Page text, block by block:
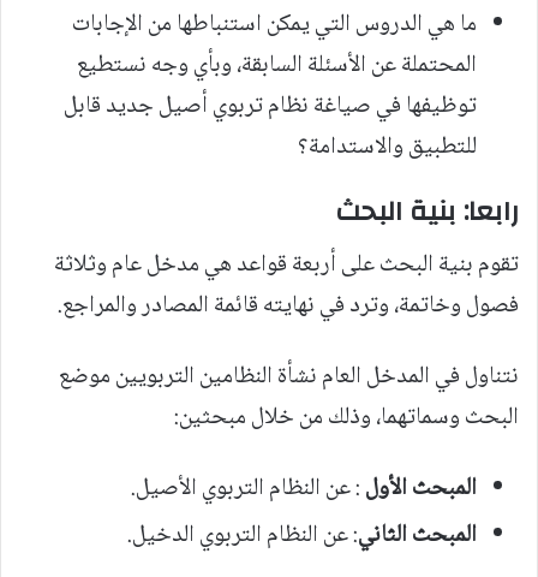
ما هي الدروس التي يمكن استنباطها من الإجابات
المحتملة عن الأسئلة السابقة، وبأي وجه نستطيع
توظيفها في صياغة نظام تربوي أصيل جديد قابل
للتطبيق والاستدامة؟
رابعا: بنية البحث
تقوم بنية البحث على أربعة قواعد هي مدخل عام وثلاثة
فصول وخاتمة، وترد في نهايته قائمة المصادر والمراجع.
نتناول في المدخل العام نشأة النظامين التربويين موضع
البحث وسماتهما، وذلك من خلال مبحثين:
المبحث الأول: عن النظام التربوي الأصيل.
المبحث الثاني: عن النظام التربوي الدخيل.